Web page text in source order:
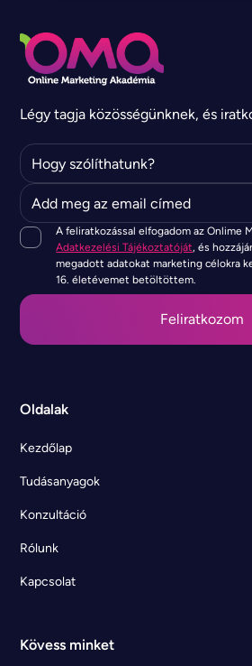
Légy tagja közösségünknek, és
A feliratkozással elfogadom az Onlime
Adatkezelési Tájékoztatóját, és
megadott adatokat marketing célokra
16. életévemet betöltöttem.
Oldalak
Kezdőlap
Tudásanyagok
Konzultáció
Rólunk
Kapcsolat
Kövess minket